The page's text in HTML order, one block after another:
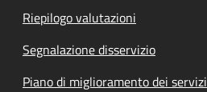
Riepilogo valutazioni
Segnalazione disservizio
Piano di miglioramento dei servizi